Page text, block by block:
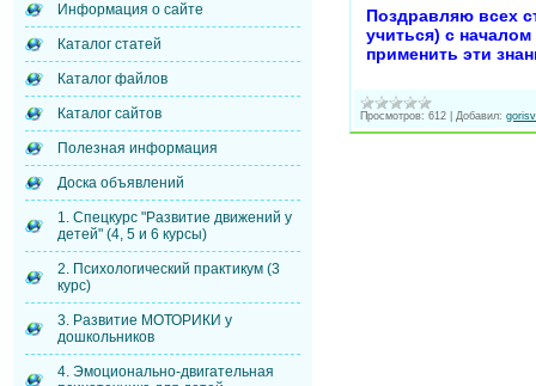
Информация о сайте
Каталог статей
Каталог файлов
Каталог сайтов
Полезная информация
Доска объявлений
1. Спецкурс "Развитие движений у
детей" (4, 5 и 6 курсы)
2. Психологический практикум (3
курс)
3. Развитие МОТОРИКИ у
дошкольников
4. Эмоционально-двигательная
Поздравляю всех
учиться) с началом
применить эти
Просмотров: 612 Добавил: